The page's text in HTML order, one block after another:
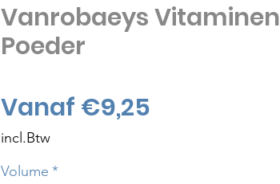
Vanrobaeys Vitaminen
Poeder
Vanaf €9,25
incl.Btw
Volume *